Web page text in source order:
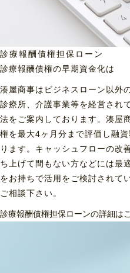
診療報酬債権担保ローン
診療報酬債権の早期資金化は
湊屋商事はビジネスローン以外
診療所、介護事業等を経営され
法をご案内しております。湊屋
権を最大4ヶ月分まで評価し融
ります。キャッシュフローの改
ち上げて間もない方などには最
をお持ちで活用をご検討されて
ご相談下さい。
診療報酬債権担保ローンの詳細は